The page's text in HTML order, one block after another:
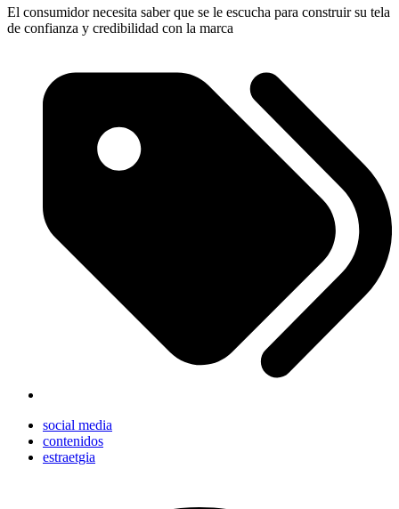
El consumidor necesita saber que se le escucha para construir su tela
de confianza y credibilidad con la marca
social media
contenidos
estraetgia